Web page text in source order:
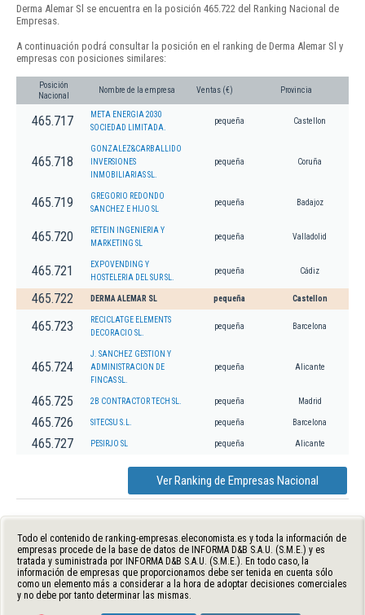
Derma Alemar Sl se encuentra en la posición 465.722 del Ranking Nacional de
Empresas.
A continuación podrá consultar la posición en el ranking de Derma Alemar Sl y
empresas con posiciones similares:
Posición
Nacional
Nombre de la empresa Ventas (€) Provincia
465.717
META ENERGIA 2030
SOCIEDAD LIMITADA.
pequeña Castellon
465.718
GONZALEZ&CARBALLIDO
INVERSIONES
INMOBILIARIAS SL.
pequeña Coruña
465.719
GREGORIO REDONDO
SANCHEZ E HIJO SL
pequeña Badajoz
465.720
RETEIN INGENIERIA Y
MARKETING SL
pequeña Valladolid
465.721
EXPOVENDING Y
HOSTELERIA DEL SUR SL.
pequeña Cádiz
465.722 DERMA ALEMAR SL pequeña Castellon
465.723
RECICLATGE ELEMENTS
DECORACIO SL.
pequeña Barcelona
465.724
J. SANCHEZ GESTION Y
ADMINISTRACION DE
FINCAS SL.
pequeña Alicante
465.725 2B CONTRACTOR TECH SL. pequeña Madrid
465.726 SITECSU S.L. pequeña Barcelona
465.727 PESIRJO SL pequeña Alicante
Ver Ranking de Empresas Nacional
Todo el contenido de ranking-empresas.eleconomista.es y toda la información de
empresas procede de la base de datos de INFORMA D&B S.A.U. (S.M.E.) y es
tratada y suministrada por INFORMA D&B S.A.U. (S.M.E.). En todo caso, la
información de empresas que proporcionamos debe ser tenida en cuenta sólo
como un elemento más a considerar a la hora de adoptar decisiones comerciales
y no debe por tanto determinar las mismas.